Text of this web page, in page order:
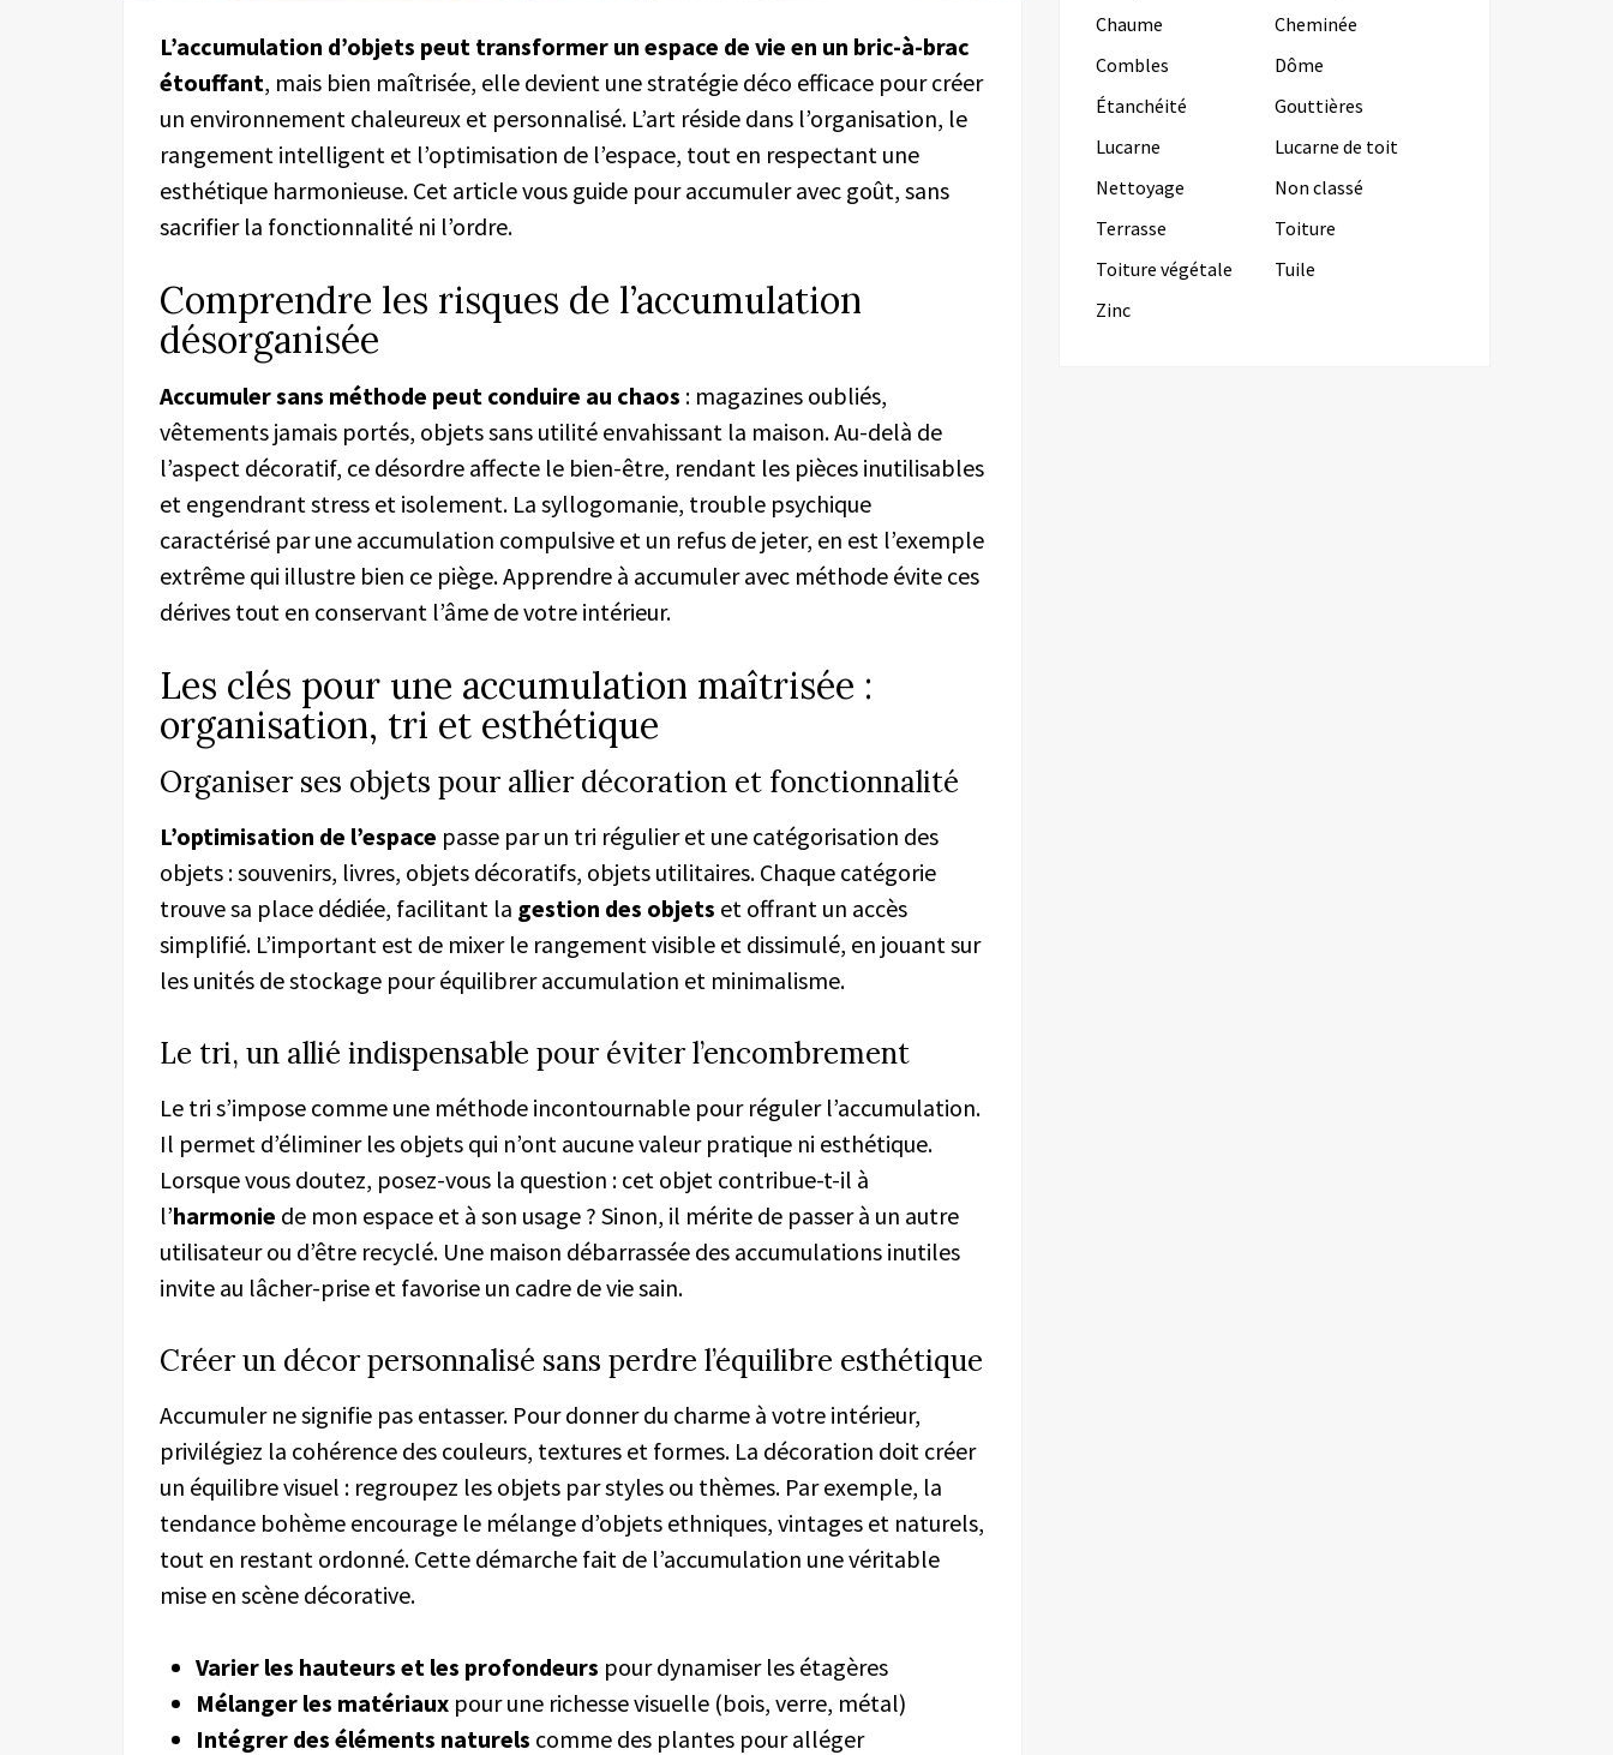
L’accumulation d’objets peut transformer un espace de vie en un bric-à-brac
étouffant, mais bien maîtrisée, elle devient une stratégie déco efficace pour créer
un environnement chaleureux et personnalisé. L’art réside dans l’organisation, le
rangement intelligent et l’optimisation de l’espace, tout en respectant une
esthétique harmonieuse. Cet article vous guide pour accumuler avec goût, sans
sacrifier la fonctionnalité ni l’ordre.
Comprendre les risques de l’accumulation
désorganisée
Accumuler sans méthode peut conduire au chaos : magazines oubliés,
vêtements jamais portés, objets sans utilité envahissant la maison. Au-delà de
l’aspect décoratif, ce désordre affecte le bien-être, rendant les pièces inutilisables
et engendrant stress et isolement. La syllogomanie, trouble psychique
caractérisé par une accumulation compulsive et un refus de jeter, en est l’exemple
extrême qui illustre bien ce piège. Apprendre à accumuler avec méthode évite ces
dérives tout en conservant l’âme de votre intérieur.
Les clés pour une accumulation maîtrisée :
organisation, tri et esthétique
Organiser ses objets pour allier décoration et fonctionnalité
L’optimisation de l’espace passe par un tri régulier et une catégorisation des
objets : souvenirs, livres, objets décoratifs, objets utilitaires. Chaque catégorie
trouve sa place dédiée, facilitant la gestion des objets et offrant un accès
simplifié. L’important est de mixer le rangement visible et dissimulé, en jouant sur
les unités de stockage pour équilibrer accumulation et minimalisme.
Le tri, un allié indispensable pour éviter l’encombrement
Le tri s’impose comme une méthode incontournable pour réguler l’accumulation.
Il permet d’éliminer les objets qui n’ont aucune valeur pratique ni esthétique.
Lorsque vous doutez, posez-vous la question : cet objet contribue-t-il à
l’harmonie de mon espace et à son usage ? Sinon, il mérite de passer à un autre
utilisateur ou d’être recyclé. Une maison débarrassée des accumulations inutiles
invite au lâcher-prise et favorise un cadre de vie sain.
Créer un décor personnalisé sans perdre l’équilibre esthétique
Accumuler ne signifie pas entasser. Pour donner du charme à votre intérieur,
privilégiez la cohérence des couleurs, textures et formes. La décoration doit créer
un équilibre visuel : regroupez les objets par styles ou thèmes. Par exemple, la
tendance bohème encourage le mélange d’objets ethniques, vintages et naturels,
tout en restant ordonné. Cette démarche fait de l’accumulation une véritable
mise en scène décorative.
Varier les hauteurs et les profondeurs pour dynamiser les étagères
Mélanger les matériaux pour une richesse visuelle (bois, verre, métal)
Intégrer des éléments naturels comme des plantes pour alléger
Chaume
Cheminée
Combles
Dôme
Étanchéité
Gouttières
Lucarne
Lucarne de toit
Nettoyage
Non classé
Terrasse
Toiture
Toiture végétale
Tuile
Zinc